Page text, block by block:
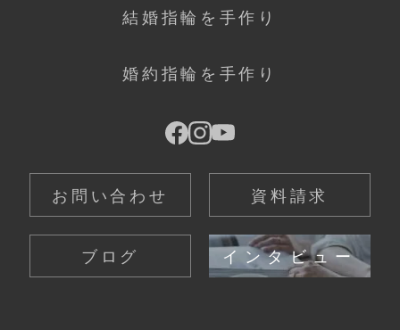
結婚指輪を手作り
婚約指輪を手作り
お問い合わせ 資料請求
ブログ インタビュー